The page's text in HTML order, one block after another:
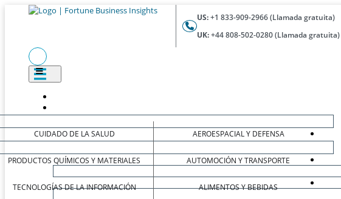
US:+1 833-909-2966 (Llamada gratuita)
UK:+44 808-502-0280 (Llamada gratuita)
CUIDADO DE LA SALUD
PRODUCTOS QUÍMICOS Y MATERIALES
TECNOLOGÍAS DE LA INFORMACIÓN
AEROESPACIAL Y DEFENSA
AUTOMOCIÓN Y TRANSPORTE
ALIMENTOS Y BEBIDAS